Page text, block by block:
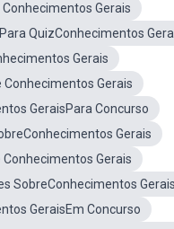
Conhecimentos Gerais
QuizConhecimentos
Gerais
Conhecimentos Gerais
GeraisPara Concurso
Gerais
Conhecimentos Gerais
SobreConhecimentos Gerais
GeraisEm Concurso